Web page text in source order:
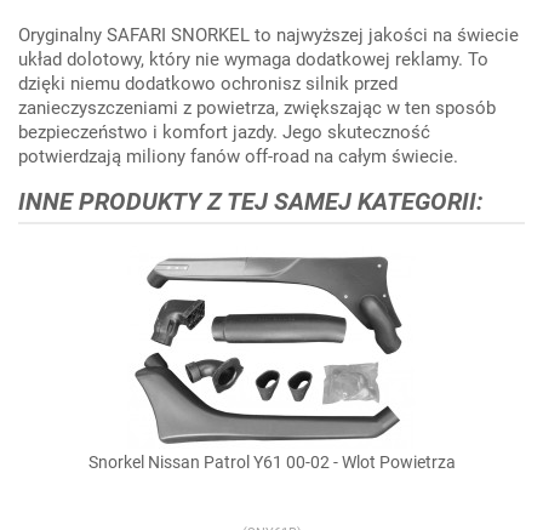
Oryginalny SAFARI SNORKEL to najwyższej jakości na świecie
układ dolotowy, który nie wymaga dodatkowej reklamy. To
dzięki niemu dodatkowo ochronisz silnik przed
zanieczyszczeniami z powietrza, zwiększając w ten sposób
bezpieczeństwo i komfort jazdy. Jego skuteczność
potwierdzają miliony fanów off-road na całym świecie.
INNE PRODUKTY Z TEJ SAMEJ KATEGORII:
Snorkel Nissan Patrol Y61 00-02 - Wlot Powietrza